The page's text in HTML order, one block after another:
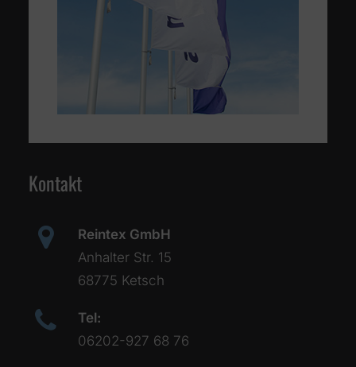
Kontakt
Reintex GmbH
Anhalter Str. 15
68775 Ketsch
Tel:
06202-927 68 76